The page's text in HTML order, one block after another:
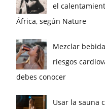
el
África, según Nature
Mezclar
riesgos
debes conocer
Usar la sauna